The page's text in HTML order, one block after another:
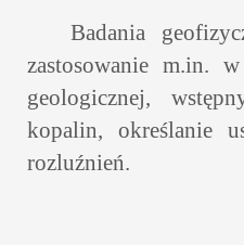
Badania
zastosowanie m.in.
geologicznej,
kopalin, określanie
rozluźnień.